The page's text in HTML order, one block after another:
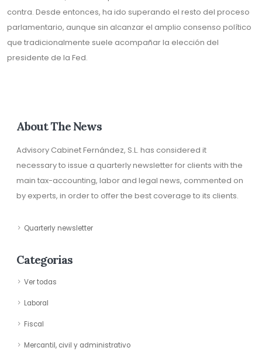
contra. Desde entonces, ha ido superando el resto del proceso
parlamentario, aunque sin alcanzar el amplio consenso político
que tradicionalmente suele acompañar la elección del
presidente de la Fed.
About The News
Advisory Cabinet Fernández, S.L. has considered it
necessary to issue a quarterly newsletter for clients with the
main tax-accounting, labor and legal news, commented on
by experts, in order to offer the best coverage to its clients.
Quarterly newsletter
Categorias
Ver todas
Laboral
Fiscal
Mercantil, civil y administrativo